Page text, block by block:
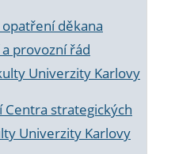
děkana
provozní řád
Univerzity Karlovy
Centra strategických
Univerzity Karlovy